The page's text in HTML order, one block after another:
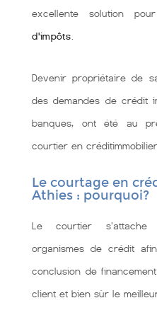
excellente solution
d'impôts
Devenir propriétaire de
des demandes de crédit
banques, ont été au
courtier en créditimmobilier.
Le courtage en
Athies : pourquoi?
Le courtier s'attache
organismes de crédit
conclusion de
client et bien sùr le